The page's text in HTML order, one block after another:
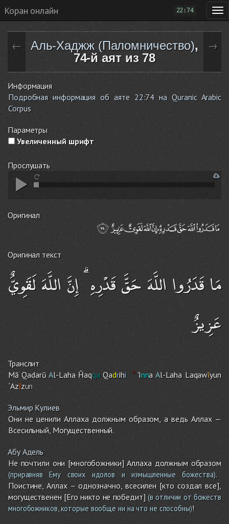
Коран онлайн 22:74
← Аль-Хаджж (Паломничество),
74-й аят из 78
→
Информация
Подробная информация об аяте 22:74 на Quranic Arabic
Corpus
Параметры
Увеличенный шрифт
Прослушать
Оригинал
Оригинал текст
مَا قَدَرُوا اللَّهَ حَقَّ قَدْرِهِ ۗ إِنَّ اللَّهَ لَقَوِيٌّ
عَزِيزٌ
Транслит
Mā QadarūAl-Laha ĤaqqaQadrihi 'Inna Al-Laha Laqawīyun
`Azīzun
Эльмир Кулиев
Они не ценили Аллаха должным образом, а ведь Аллах —
Всесильный, Могущественный.
Абу Адель
Не почтили они [многобожники] Аллаха должным образом
(приравняв Ему своих идолов и измышленные божества).
Поистине, Аллах – однозначно, всесилен [кто создал все],
могущественен [Его никто не победит](в отличии от божеств
многобожников, которые вообще ни на что не способны)!